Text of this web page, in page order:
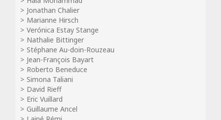
Jonathan Chalier
Marianne Hirsch
Verónica Estay Stange
Nathalie Bittinger
Stéphane Au-doin-Rouzeau
Jean-François Bayart
Roberto Beneduce
Simona Taliani
David Rieff
Eric Vuillard
Guillaume Ancel